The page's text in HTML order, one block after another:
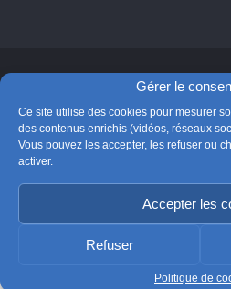
Gérer le
Ce site utilise des cookies pour mesurer
des contenus enrichis (vidéos, réseaux
Vous pouvez les accepter, les refuser ou
activer.
Accepter les
Refuser
Politique de
Cliquez pour accepter
vidéos et réseaux
contenu.
© Église catholique
Édité par la Conférence des